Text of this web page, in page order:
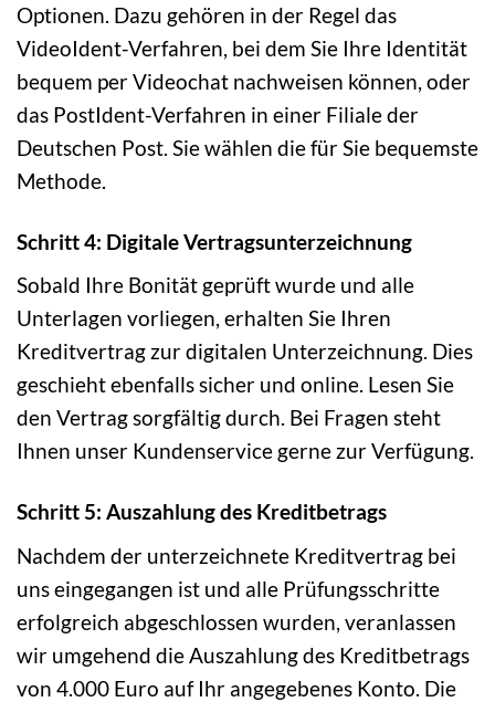
Optionen. Dazu gehören in der Regel das
VideoIdent-Verfahren, bei dem Sie Ihre Identität
bequem per Videochat nachweisen können, oder
das PostIdent-Verfahren in einer Filiale der
Deutschen Post. Sie wählen die für Sie bequemste
Methode.
Schritt 4: Digitale Vertragsunterzeichnung
Sobald Ihre Bonität geprüft wurde und alle
Unterlagen vorliegen, erhalten Sie Ihren
Kreditvertrag zur digitalen Unterzeichnung. Dies
geschieht ebenfalls sicher und online. Lesen Sie
den Vertrag sorgfältig durch. Bei Fragen steht
Ihnen unser Kundenservice gerne zur Verfügung.
Schritt 5: Auszahlung des Kreditbetrags
Nachdem der unterzeichnete Kreditvertrag bei
uns eingegangen ist und alle Prüfungsschritte
erfolgreich abgeschlossen wurden, veranlassen
wir umgehend die Auszahlung des Kreditbetrags
von 4.000 Euro auf Ihr angegebenes Konto. Die